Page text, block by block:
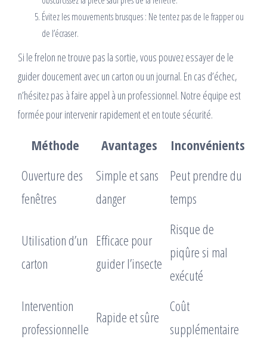
Évitez les mouvements brusques : Ne tentez pas de le frapper ou
de l’écraser.
Si le frelon ne trouve pas la sortie, vous pouvez essayer de le
guider doucement avec un carton ou un journal. En cas d’échec,
n’hésitez pas à faire appel à un professionnel. Notre équipe est
formée pour intervenir rapidement et en toute sécurité.
Méthode Avantages
Inconvénients
Ouverture des
fenêtres
Simple et sans
danger
Peut prendre du
temps
Utilisation d’un
carton
Efficace pour
guider l’insecte
Risque de
piqûre si mal
exécuté
Intervention
professionnelle
Rapide et sûre
Coût
supplémentaire